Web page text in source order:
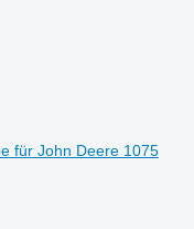
für John Deere 1075